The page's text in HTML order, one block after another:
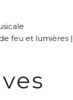
feu et lumières